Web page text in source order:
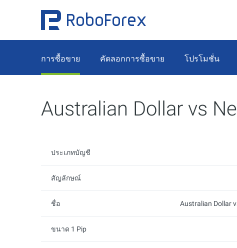
การซื้อขาย คัดลอกการซื้อขาย โปรโมชั่น
Australian Dollar vs
ประเภทบัญชี
สัญลักษณ์
ชื่อ Australian Dollar
ขนาด 1 Pip